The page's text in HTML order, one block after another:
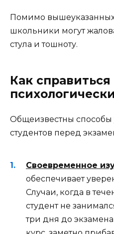
Помимо
школьники могут
стула и тошноту.
Как справиться
Общеизвестны способы
студентов перед
Своевременное
обеспечивает
Случаи, когда в
студент не
три дня до